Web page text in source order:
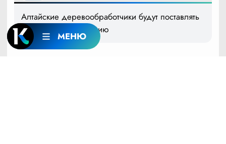
МЕНЮ
Алтайские деревообработчики будут поставлять
продукцию в Киргизию